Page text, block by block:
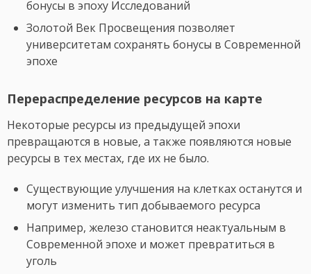
бонусы в эпоху Исследований
Золотой Век Просвещения позволяет
университетам сохранять бонусы в Современной
эпохе
Перераспределение ресурсов на карте
Некоторые ресурсы из предыдущей эпохи
превращаются в новые, а также появляются новые
ресурсы в тех местах, где их не было.
Существующие улучшения на клетках останутся и
могут изменить тип добываемого ресурса
Например, железо становится неактуальным в
Современной эпохе и может превратиться в
уголь